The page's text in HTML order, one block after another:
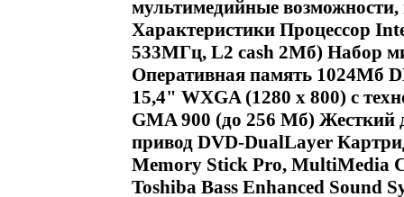
мультимедийные
Характеристики Процессор
533МГц, L2 cash 2Мб) Набор
Оперативная память 1024Мб
15,4" WXGA (1280 x 800) с
GMA 900 (до 256 Мб) Жесткий
привод DVD-DualLayer
Memory Stick Pro, MultiMedia
Toshiba Bass Enhanced Sound